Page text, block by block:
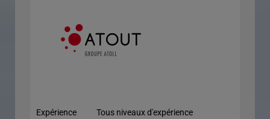
Expérience Tous niveaux d'expérience